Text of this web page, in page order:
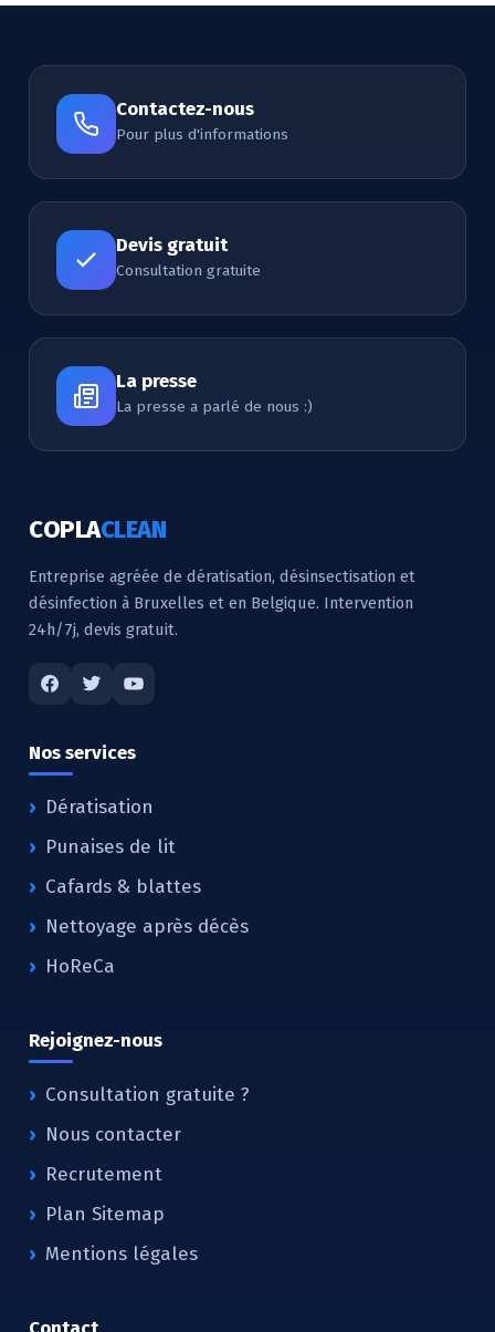
Contactez-nous
Pour plus d'informations
Devis gratuit
Consultation gratuite
La presse
La presse a parlé de nous :)
COPLACLEAN
Entreprise agréée de dératisation, désinsectisation et
désinfection à Bruxelles et en Belgique. Intervention
24h/7j, devis gratuit.
Nos services
Dératisation
Punaises de lit
Cafards & blattes
Nettoyage après décès
HoReCa
Rejoignez-nous
Consultation gratuite ?
Nous contacter
Recrutement
Plan Sitemap
Mentions légales